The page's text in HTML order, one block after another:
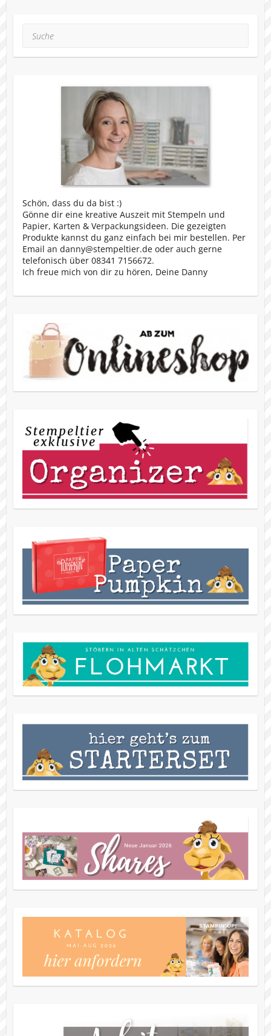
Schön, dass du da bist :)
Gönne dir eine kreative Auszeit mit Stempeln und
Papier, Karten & Verpackungsideen. Die gezeigten
Produkte kannst du ganz einfach bei mir bestellen. Per
Email an danny@stempeltier.de oder auch gerne
telefonisch über 08341 7156672.
Ich freue mich von dir zu hören, Deine Danny